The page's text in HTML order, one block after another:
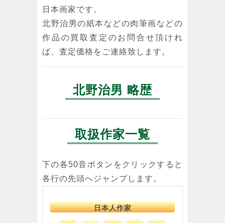
日本画家です。
北野治男の紙本などの肉筆画などの
作品の買取査定のお問合せ頂けれ
ば、査定価格をご連絡致します。
北野治男 略歴
取扱作家一覧
下の各50音ボタンをクリックすると
各行の先頭へジャンプします。
日本人作家